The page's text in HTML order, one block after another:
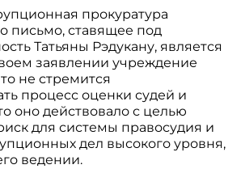
прокуратура
письмо, ставящее под
Татьяны Рэдукану, является
заявлении учреждение
не стремится
процесс оценки судей и
оно действовало с целью
для системы правосудия и
дел высокого уровня,
ведении.